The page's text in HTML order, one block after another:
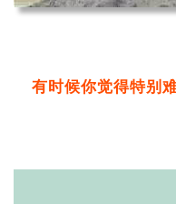
有时候你觉得特别